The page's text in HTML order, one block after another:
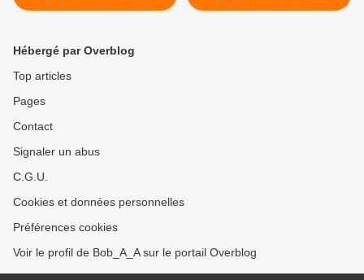
هموم الناس ـ التمنشير
هموم الناس ـ البادية >
Hébergé par Overblog
Top articles
Pages
Contact
Signaler un abus
C.G.U.
Cookies et données personnelles
Préférences cookies
Voir le profil de Bob_A_A sur le portail Overblog